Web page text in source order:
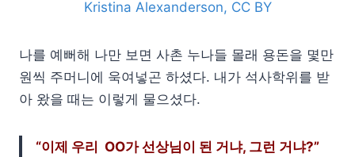
Kristina Alexanderson, CC BY
나를 예뻐해 나만 보면 사촌 누나들 몰래 용돈을 몇만
원씩 주머니에 욱여넣곤 하셨다. 내가 석사학위를 받
아 왔을 때는 이렇게 물으셨다.
“이제 우리 OO가 선상님이 된 거냐, 그런 거냐?”